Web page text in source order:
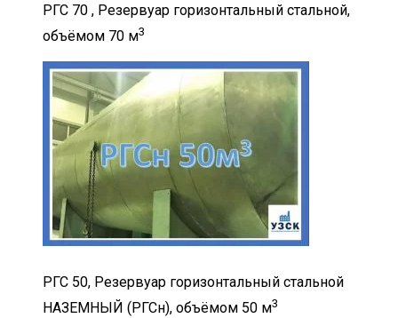
РГС 70 , Резервуар горизонтальный стальной,
объёмом 70 м3
РГС 50, Резервуар горизонтальный стальной
НАЗЕМНЫЙ (РГСн), объёмом 50 м3